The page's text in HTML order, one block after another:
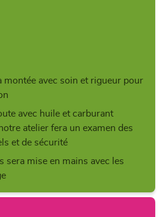
montée avec soin et rigueur pour
avec huile et carburant
atelier fera un examen des
et de sécurité
sera mise en mains avec les